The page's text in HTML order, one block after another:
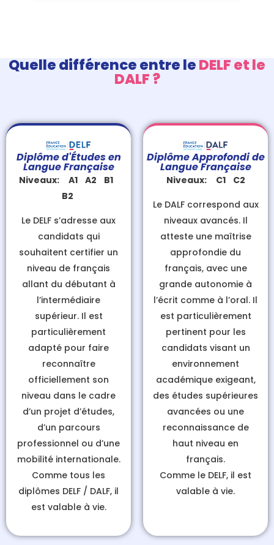
Quelle différence entre leDELF et le
DALF ?
Diplôme d'Études en
Langue Française
Niveaux: A1 A2 B1
B2
Le DELF s’adresse aux
candidats qui
souhaitent certifier un
niveau de français
allant du débutant à
l’intermédiaire
supérieur. Il est
particulièrement
adapté pour faire
reconnaître
officiellement son
niveau dans le cadre
d’un projet d’études,
d’un parcours
professionnel ou d’une
mobilité internationale.
Comme tous les
diplômes DELF / DALF, il
est valable à vie.
Diplôme Approfondi de
Langue Française
Niveaux: C1 C2
Le DALFcorrespond aux
niveaux avancés. Il
atteste une maîtrise
approfondie du
français, avec une
grande autonomie à
l’écrit comme à l’oral. Il
est particulièrement
pertinent pour les
candidats visant un
environnement
académique exigeant,
des études supérieures
avancées ou une
reconnaissance de
haut niveau en
français.
Comme le DELF, il est
valable à vie.